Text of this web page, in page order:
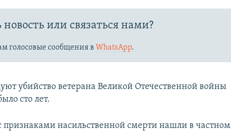
или связаться нами?
голосовые сообщения вWhatsApp.
убийство ветерана Великой Отечественной войны
сто лет.
признаками насильственной смерти нашли в частном